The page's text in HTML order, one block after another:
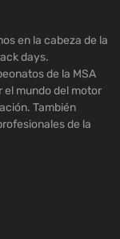
en la cabeza de la
days.
de la MSA
el mundo del motor
También
de la